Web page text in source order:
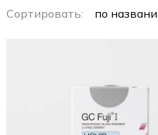
Сортировать: